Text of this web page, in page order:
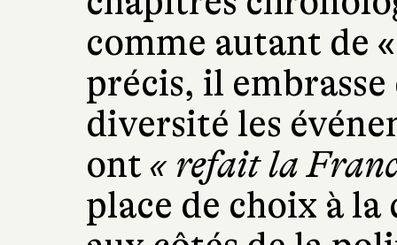
comme autant de
précis, il
diversité les
ont« refait la
place de choix à la